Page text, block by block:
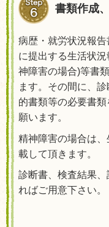
書類作成
病歴・就労状況報告
に提出する生活状況
神障害の場合)等書
ます。その間に、
的書類等の必要書
願います。
精神障害の場合は
載して頂きます。
診断書、検査結果
ればご用意下さい。